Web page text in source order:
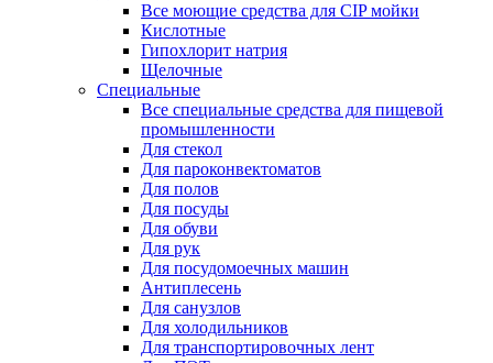
Все моющие средства для CIP мойки
Кислотные
Гипохлорит натрия
Щелочные
Специальные
Все специальные средства для пищевой
промышленности
Для стекол
Для пароконвектоматов
Для полов
Для посуды
Для обуви
Для рук
Для посудомоечных машин
Антиплесень
Для санузлов
Для холодильников
Для транспортировочных лент